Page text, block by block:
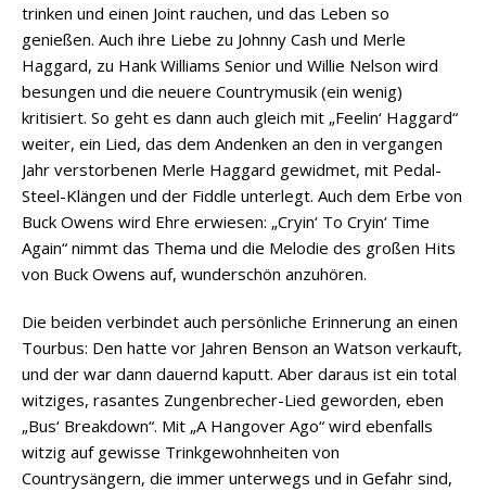
trinken und einen Joint rauchen, und das Leben so
genießen. Auch ihre Liebe zu Johnny Cash und Merle
Haggard, zu Hank Williams Senior und Willie Nelson wird
besungen und die neuere Countrymusik (ein wenig)
kritisiert. So geht es dann auch gleich mit „Feelin‘ Haggard“
weiter, ein Lied, das dem Andenken an den in vergangen
Jahr verstorbenen Merle Haggard gewidmet, mit Pedal-
Steel-Klängen und der Fiddle unterlegt. Auch dem Erbe von
Buck Owens wird Ehre erwiesen: „Cryin‘ To Cryin‘ Time
Again“ nimmt das Thema und die Melodie des großen Hits
von Buck Owens auf, wunderschön anzuhören.
Die beiden verbindet auch persönliche Erinnerung an einen
Tourbus: Den hatte vor Jahren Benson an Watson verkauft,
und der war dann dauernd kaputt. Aber daraus ist ein total
witziges, rasantes Zungenbrecher-Lied geworden, eben
„Bus‘ Breakdown“. Mit „A Hangover Ago“ wird ebenfalls
witzig auf gewisse Trinkgewohnheiten von
Countrysängern, die immer unterwegs und in Gefahr sind,